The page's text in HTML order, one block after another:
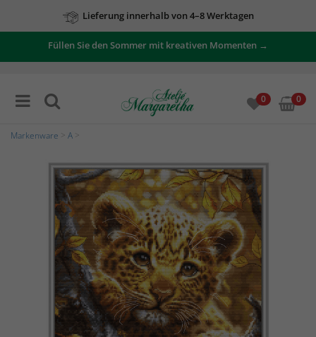
Lieferung innerhalb von 4–8 Werktagen
Füllen Sie den Sommer mit kreativen Momenten →
0 0
Markenware A